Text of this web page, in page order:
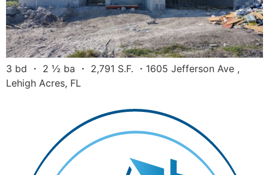
3 bd ・ 2 ½ ba ・ 2,791 S.F. ・1605 Jefferson Ave ,
Lehigh Acres, FL